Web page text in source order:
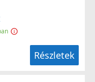
Részletek